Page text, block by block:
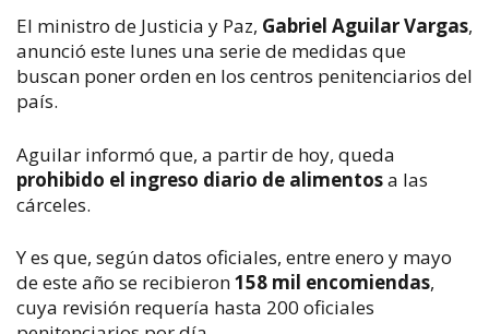
El ministro de Justicia y Paz, Gabriel Aguilar Vargas,
anunció este lunes una serie de medidas que
buscan poner orden en los centros penitenciarios del
país.
prohibido el ingreso diario de alimentos a las
cárceles.
Y es que, según datos oficiales, entre enero y mayo
de este año se recibieron 158 mil encomiendas,
cuya revisión requería hasta 200 oficiales